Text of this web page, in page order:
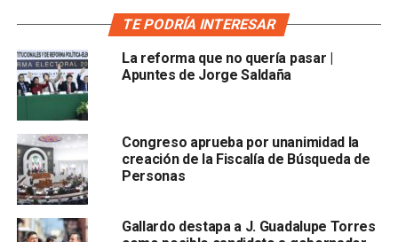
desempeño,pero cuando se presenta un tema de ética
en el servicio público, debe actuarse con firmeza”, señaló
el mandatario estatal.
Gallardo Cardona subrayó que su administración mantiene
un compromiso firme con l
y, sobre todo, con las víctimas y familias afectadas
por la desaparición de personas.
TE PODRÍA INTERESAR
La reforma que no quería pasar |
Apuntes de Jorge Saldaña
Congreso aprueba por unanimidad la
creación de la Fiscalía de Búsqueda de
Personas
Gallardo destapa a J. Guadalupe Torres